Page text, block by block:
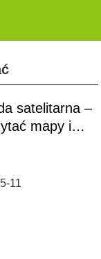
satelitarna –
mapy i
11